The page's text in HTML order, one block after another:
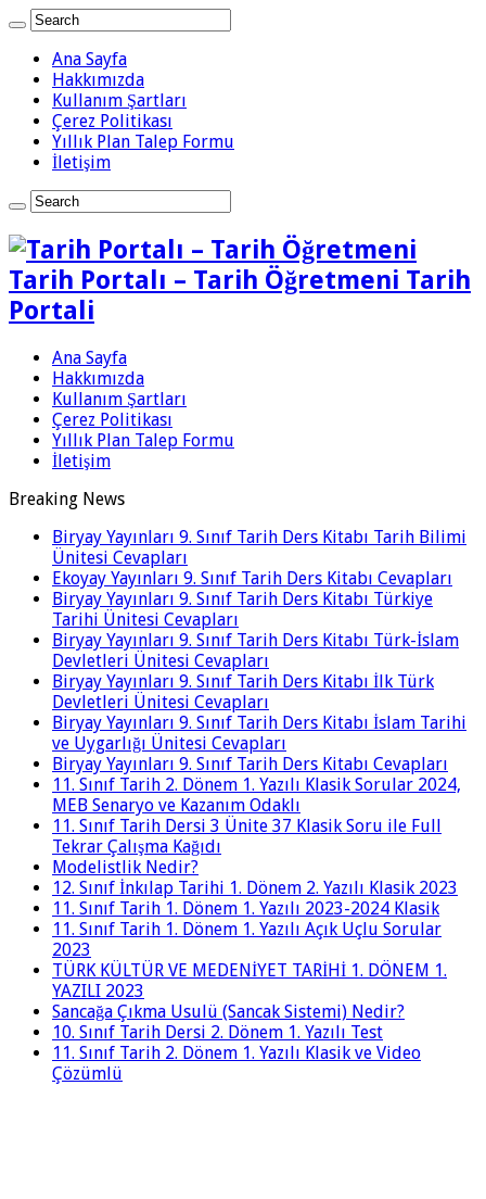
Ana Sayfa
Hakkımızda
Kullanım Şartları
Çerez Politikası
Yıllık Plan Talep Formu
İletişim
Tarih Portalı – Tarih Öğretmeni Tarih
Portali
Ana Sayfa
Hakkımızda
Kullanım Şartları
Çerez Politikası
Yıllık Plan Talep Formu
İletişim
Breaking News
Biryay Yayınları 9. Sınıf Tarih Ders Kitabı Tarih Bilimi
Ünitesi Cevapları
Ekoyay Yayınları 9. Sınıf Tarih Ders Kitabı Cevapları
Biryay Yayınları 9. Sınıf Tarih Ders Kitabı Türkiye
Tarihi Ünitesi Cevapları
Biryay Yayınları 9. Sınıf Tarih Ders Kitabı Türk-İslam
Devletleri Ünitesi Cevapları
Biryay Yayınları 9. Sınıf Tarih Ders Kitabı İlk Türk
Devletleri Ünitesi Cevapları
Biryay Yayınları 9. Sınıf Tarih Ders Kitabı İslam Tarihi
ve Uygarlığı Ünitesi Cevapları
Biryay Yayınları 9. Sınıf Tarih Ders Kitabı Cevapları
11. Sınıf Tarih 2. Dönem 1. Yazılı Klasik Sorular 2024,
MEB Senaryo ve Kazanım Odaklı
11. Sınıf Tarih Dersi 3 Ünite 37 Klasik Soru ile Full
Tekrar Çalışma Kağıdı
Modelistlik Nedir?
12. Sınıf İnkılap Tarihi 1. Dönem 2. Yazılı Klasik 2023
11. Sınıf Tarih 1. Dönem 1. Yazılı 2023-2024 Klasik
11. Sınıf Tarih 1. Dönem 1. Yazılı Açık Uçlu Sorular
2023
TÜRK KÜLTÜR VE MEDENİYET TARİHİ 1. DÖNEM 1.
YAZILI 2023
Sancağa Çıkma Usulü (Sancak Sistemi) Nedir?
10. Sınıf Tarih Dersi 2. Dönem 1. Yazılı Test
11. Sınıf Tarih 2. Dönem 1. Yazılı Klasik ve Video
Çözümlü